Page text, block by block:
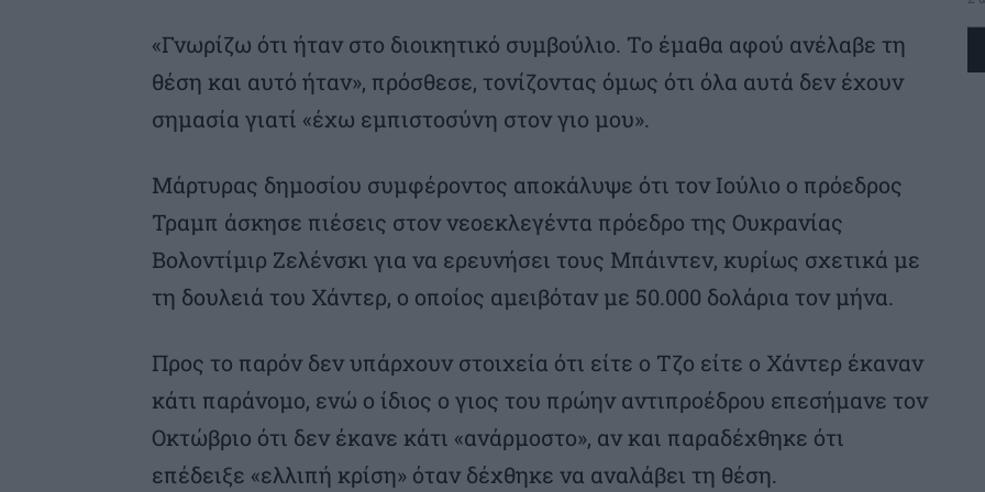
«Γνωρίζω ότι ήταν στο διοικητικό συμβούλιο. Το έμαθα αφού ανέλαβε τη
θέση και αυτό ήταν», πρόσθεσε, τονίζοντας όμως ότι όλα αυτά δεν έχουν
σημασία γιατί «έχω εμπιστοσύνη στον γιο μου».
Μάρτυρας δημοσίου συμφέροντος αποκάλυψε ότι τον Ιούλιο ο πρόεδρος
Τραμπ άσκησε πιέσεις στον νεοεκλεγέντα πρόεδρο της Ουκρανίας
Βολοντίμιρ Ζελένσκι για να ερευνήσει τους Μπάιντεν, κυρίως σχετικά με
τη δουλειά του Χάντερ, ο οποίος αμειβόταν με 50.000 δολάρια τον μήνα.
Προς το παρόν δεν υπάρχουν στοιχεία ότι είτε ο Τζο είτε ο Χάντερ έκαναν
κάτι παράνομο, ενώ ο ίδιος ο γιος του πρώην αντιπροέδρου επεσήμανε τον
Οκτώβριο ότι δεν έκανε κάτι «ανάρμοστο», αν και παραδέχθηκε ότι
επέδειξε «ελλιπή κρίση» όταν δέχθηκε να αναλάβει τη θέση.